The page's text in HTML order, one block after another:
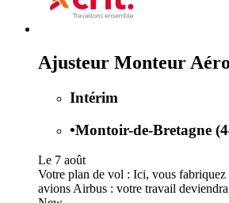
Ajusteur Monteur
Intérim
•Montoir-de-Bretagne
Le 7 août
Votre plan de vol : Ici, vous fabriquez
avions Airbus : votre travail